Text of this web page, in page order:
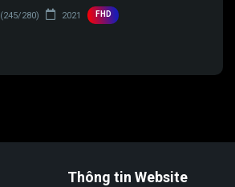
(245/280) 2021 FHD
Thông tin Website